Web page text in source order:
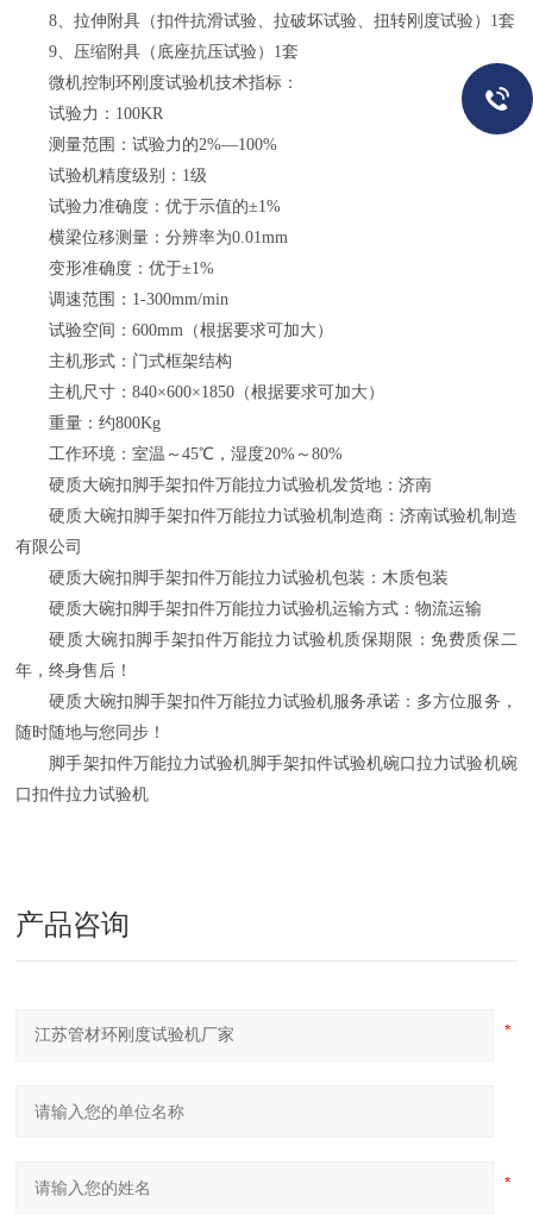
8、拉伸附具（扣件抗滑试验、拉破坏试验、扭转刚度试验）1套
9、压缩附具（底座抗压试验）1套
微机控制环刚度试验机技术指标：
试验力：100KR
测量范围：试验力的2%—100%
试验机精度级别：1级
试验力准确度：优于示值的±1%
横梁位移测量：分辨率为0.01mm
变形准确度：优于±1%
调速范围：1-300mm/min
试验空间：600mm（根据要求可加大）
主机形式：门式框架结构
主机尺寸：840×600×1850（根据要求可加大）
重量：约800Kg
工作环境：室温～45℃，湿度20%～80%
硬质大碗扣脚手架扣件万能拉力试验机发货地：济南
硬质大碗扣脚手架扣件万能拉力试验机制造商：济南试验机制造
有限公司
硬质大碗扣脚手架扣件万能拉力试验机包装：木质包装
硬质大碗扣脚手架扣件万能拉力试验机运输方式：物流运输
硬质大碗扣脚手架扣件万能拉力试验机质保期限：免费质保二
年，终身售后！
硬质大碗扣脚手架扣件万能拉力试验机服务承诺：多方位服务，
随时随地与您同步！
脚手架扣件万能拉力试验机脚手架扣件试验机碗口拉力试验机碗
口扣件拉力试验机
产品咨询